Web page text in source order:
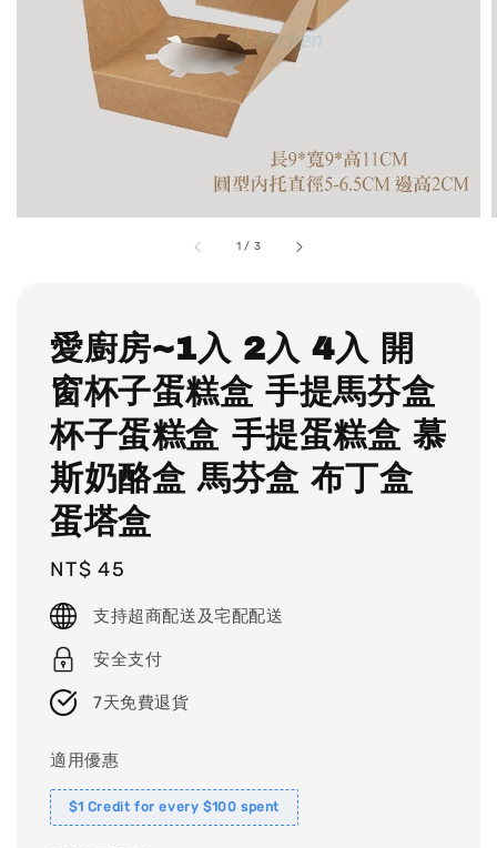
1 / 3
愛廚房~1入 2入 4入 開
窗杯子蛋糕盒 手提馬芬盒
杯子蛋糕盒 手提蛋糕盒 慕
斯奶酪盒 馬芬盒 布丁盒
蛋塔盒
Regular
price
NT$ 45
支持超商配送及宅配配送
安全支付
7天免費退貨
適用優惠
$1 Credit for every $100 spent